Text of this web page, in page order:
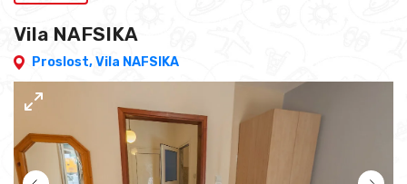
Vila NAFSIKA
Proslost,Vila NAFSIKA